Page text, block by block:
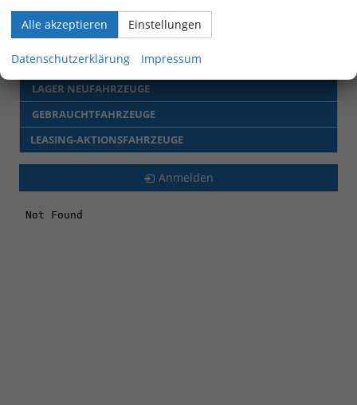
Volkswagen
VORBESTELLTE FAHRZEUGE
LAGER NEUFAHRZEUGE
GEBRAUCHTFAHRZEUGE
LEASING-AKTIONSFAHRZEUGE
Anmelden
Alle akzeptieren Einstellungen
Datenschutzerklärung Impressum